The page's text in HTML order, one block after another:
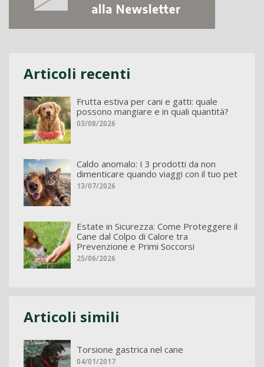
Articoli recenti
Frutta estiva per cani e gatti: quale
possono mangiare e in quali quantità?
03/08/2026
Caldo anomalo: I 3 prodotti da non
dimenticare quando viaggi con il tuo pet
13/07/2026
Estate in Sicurezza: Come Proteggere il
Cane dal Colpo di Calore tra
Prevenzione e Primi Soccorsi
25/06/2026
Articoli simili
Torsione gastrica nel cane
04/01/2017